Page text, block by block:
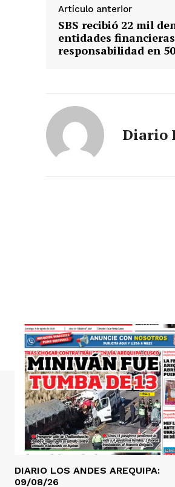
Artículo anterior
SBS recibió 22 mil
entidades
responsabilidad en
Diario
DIARIO LOS ANDES AREQUIPA:
09/08/26